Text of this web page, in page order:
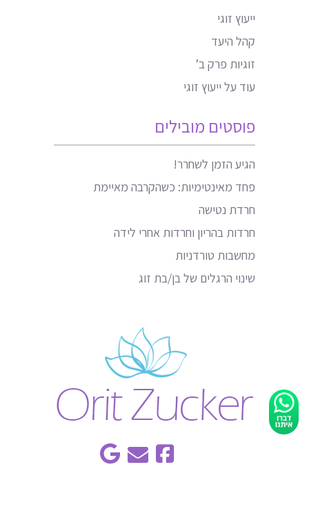
ייעוץ זוגי
קהל היעד
זוגיות פרק ב’
עוד על ייעוץ זוגי
פוסטים מובילים
הגיע הזמן לשחרר!
פחד מאינטימיות: כשהקרבה מאיימת
חרדת נטישה
חרדות בהריון וחרדות אחרי לידה
מחשבות טורדניות
שינוי הרגלים של בן/בת זוג